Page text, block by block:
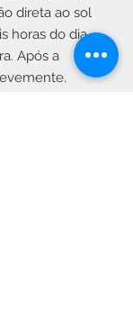
direta ao sol
horas do dia.
Após a